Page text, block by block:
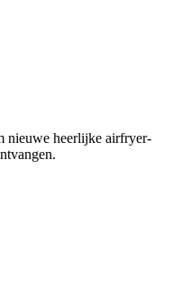
nieuwe heerlijke airfryer-